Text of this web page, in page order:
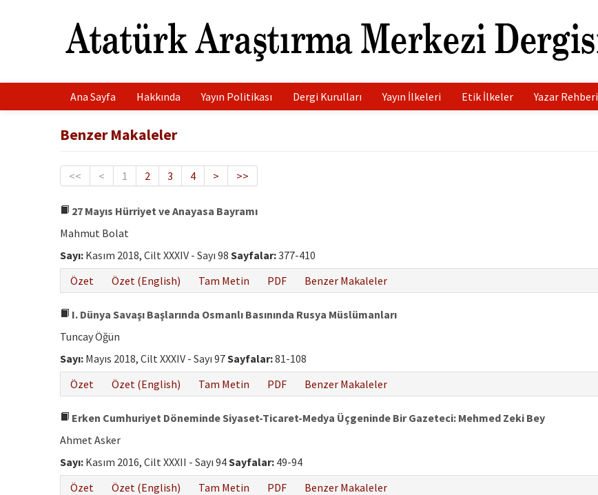
Ana Sayfa Hakkında Yayın Politikası Dergi Kurulları Yayın İlkeleri Etik İlkeler Yazar Rehberi
Benzer Makaleler
<< < 1 2 3 4 > >>
27 Mayıs Hürriyet ve Anayasa Bayramı
Mahmut Bolat
Sayı: Kasım 2018, Cilt XXXIV - Sayı 98 Sayfalar:377-410
Özet
Özet (English) Tam Metin PDF Benzer Makaleler
I. Dünya Savaşı Başlarında Osmanlı Basınında Rusya Müslümanları
Tuncay Öğün
Sayı: Mayıs 2018, Cilt XXXIV - Sayı 97Sayfalar:81-108
Özet
Özet (English) Tam Metin PDF Benzer Makaleler
Erken Cumhuriyet Döneminde Siyaset-Ticaret-Medya Üçgeninde Bir Gazeteci: Mehmed Zeki Bey
Ahmet Asker
Sayı: Kasım 2016, Cilt XXXII - Sayı 94Sayfalar: 49-94
Özet
Özet (English) Tam Metin PDF Benzer Makaleler